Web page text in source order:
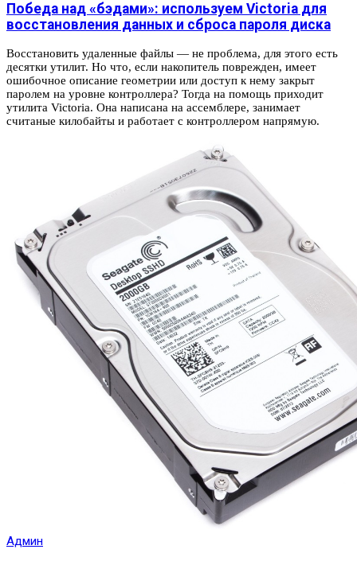
Победа над «бэдами»: используем Victoria для
восстановления данных и сброса пароля диска
Восстановить удаленные файлы — не проблема, для этого есть
десятки утилит. Но что, если накопитель поврежден, имеет
ошибочное описание геометрии или доступ к нему закрыт
паролем на уровне контроллера? Тогда на помощь приходит
утилита Victoria. Она написана на ассемблере, занимает
считаные килобайты и работает с контроллером напрямую.
Админ